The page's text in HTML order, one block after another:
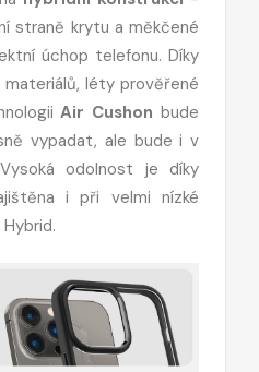
straně krytu a měkčené
úchop telefonu. Díky
léty prověřené
Air Cushon bude
vypadat, ale bude i v
odolnost je díky
i při velmi nízké